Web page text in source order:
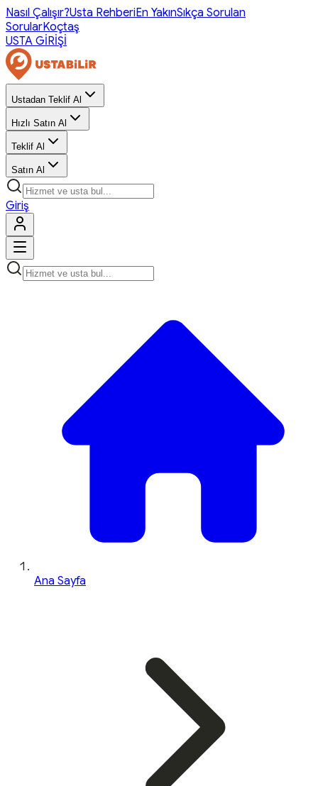
Nasıl Çalışır?Usta RehberiEn YakınSıkça Sorulan
SorularKoçtaş
USTA GİRİŞİ
Ustadan Teklif Al
Hızlı Satın Al
Teklif Al
Satın Al
Giriş
Ana Sayfa